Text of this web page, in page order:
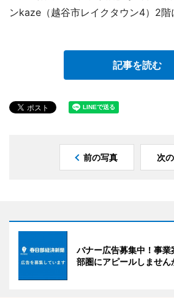
ンkaze（越谷市レイクタウン4）2階
記事を読む
前の写真 次
バナー広告募集中！事業
部圏にアピールしません